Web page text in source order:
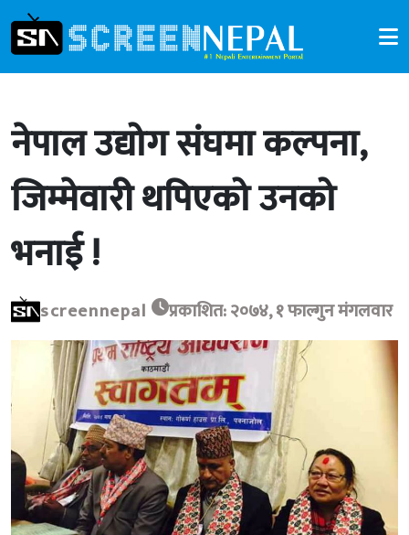
नेपाल उद्योग संघमा कल्पना,
जिम्मेवारी थपिएको उनको
भनाई !
screennepal प्रकाशित: २०७४, १ फाल्गुन मंगलवार